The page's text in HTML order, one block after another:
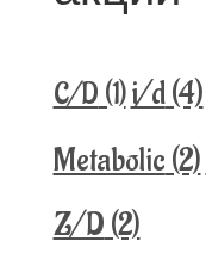
C/D (1)i/d(4)
Metabolic (2)
Z/D (2)